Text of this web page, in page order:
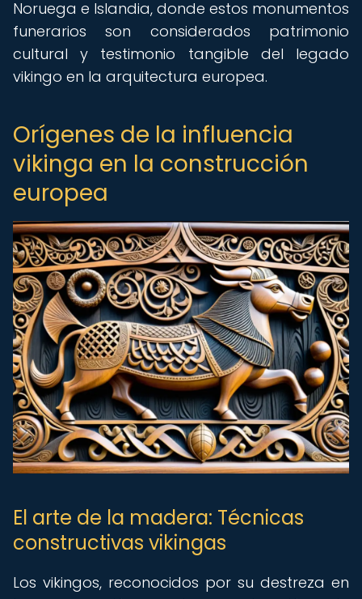
Noruega e Islandia, donde estos monumentos
funerarios son considerados patrimonio
cultural y testimonio tangible del legado
vikingo en la arquitectura europea.
Orígenes de la influencia
vikinga en la construcción
europea
El arte de la madera: Técnicas
constructivas vikingas
Los vikingos, reconocidos por su destreza en